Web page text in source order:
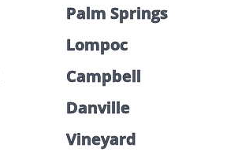
Palm Springs
Lompoc
Campbell
Danville
Vineyard